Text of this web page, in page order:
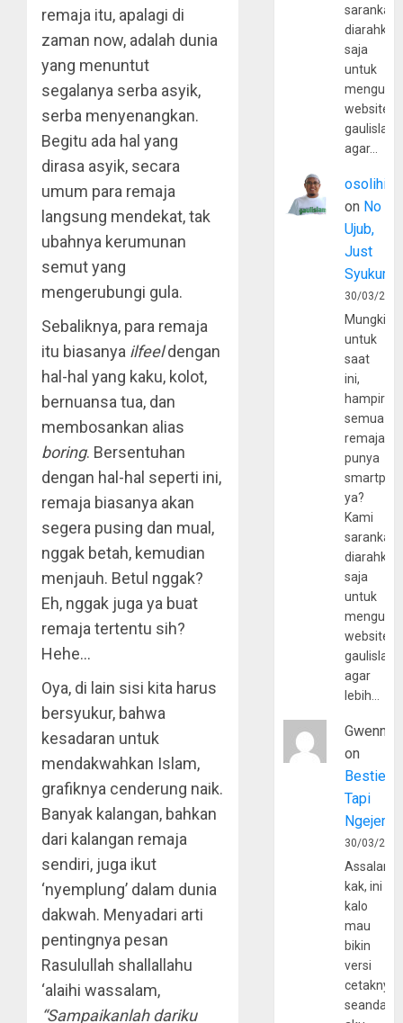
remaja itu, apalagi di
zaman now, adalah dunia
yang menuntut
segalanya serba asyik,
serba menyenangkan.
Begitu ada hal yang
dirasa asyik, secara
umum para remaja
langsung mendekat, tak
ubahnya kerumunan
semut yang
mengerubungi gula.
Sebaliknya, para remaja
itu biasanya ilfeeldengan
hal-hal yang kaku, kolot,
bernuansa tua, dan
membosankan alias
boring. Bersentuhan
dengan hal-hal seperti ini,
remaja biasanya akan
segera pusing dan mual,
nggak betah, kemudian
menjauh. Betul nggak?
Eh, nggak juga ya buat
remaja tertentu sih?
Hehe…
Oya, di lain sisi kita harus
bersyukur, bahwa
kesadaran untuk
mendakwahkan Islam,
grafiknya cenderung naik.
Banyak kalangan, bahkan
dari kalangan remaja
sendiri, juga ikut
‘nyemplung’ dalam dunia
dakwah. Menyadari arti
pentingnya pesan
Rasulullah shallallahu
‘alaihi wassalam,
“Sampaikanlah dariku
sarankan,
diarahkan
saja
untuk
website
agar…
osolihin
on No
Ujub,
Just
Syukur
30/03/
Mungkin
untuk
saat
ini,
hampir
semua
remaja
punya
ya?
Kami
sarankan,
diarahkan
saja
untuk
website
agar
lebih…
Gwenny
on
Bestie
Tapi
30/03/
kak, ini
kalo
mau
bikin
versi
cetaknya